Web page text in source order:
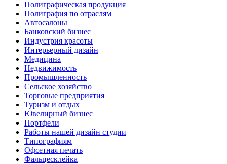
Полиграфическая продукция
Полиграфия по отраслям
Автосалоны
Банковский бизнес
Индустрия красоты
Интерьерный дизайн
Медицина
Недвижимость
Промышленность
Сельское хозяйство
Торговые предприятия
Туризм и отдых
Ювелирный бизнес
Портфели
Работы нашей дизайн студии
Типографиям
Офсетная печать
Фальцесклейка